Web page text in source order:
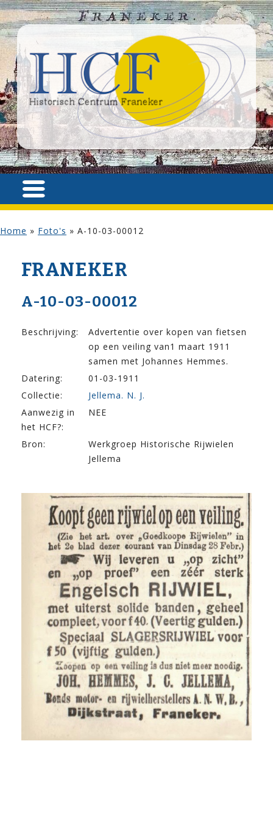
Home » Foto's » A-10-03-00012
FRANEKER
A-10-03-00012
Beschrijving:
Advertentie over kopen van fietsen
op een veiling van1 maart 1911
samen met Johannes Hemmes.
Datering:
01-03-1911
Collectie:
Jellema. N. J.
Aanwezig in
het HCF?:
NEE
Bron:
Werkgroep Historische Rijwielen
Jellema